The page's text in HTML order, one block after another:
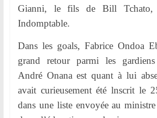
Gianni, le fils de Bill Tchato,
Indomptable.
Dans les goals, Fabrice Ondoa
grand retour parmi les gardiens
André Onana est quant à lui
avait curieusement été lnscrit le
dans une liste envoyée au